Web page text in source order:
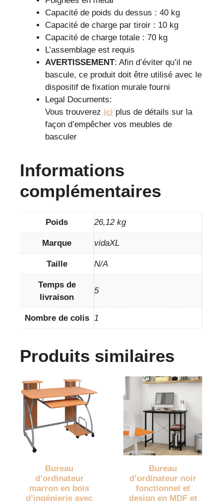
Capacité de poids du dessus : 40 kg
Capacité de charge par tiroir : 10 kg
Capacité de charge totale : 70 kg
L’assemblage est requis
AVERTISSEMENT: Afin d’éviter qu’il ne
bascule, ce produit doit être utilisé avec le
dispositif de fixation murale fourni
Legal Documents:
Vous trouverez ici plus de détails sur la
façon d’empêcher vos meubles de
basculer
Informations
complémentaires
Poids 26,12 kg
Marque vidaXL
Taille N/A
Temps de
livraison
5
Nombre de colis 1
Produits similaires
Bureau
d’ordinateur
marron en bois
d’ingénierie avec
Bureau
d’ordinateur noir
fonctionnel et
design en MDF et